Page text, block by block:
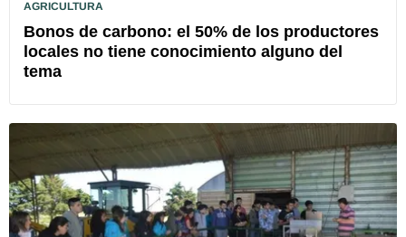
AGRICULTURA
Bonos de carbono: el 50% de los productores
locales no tiene conocimiento alguno del
tema